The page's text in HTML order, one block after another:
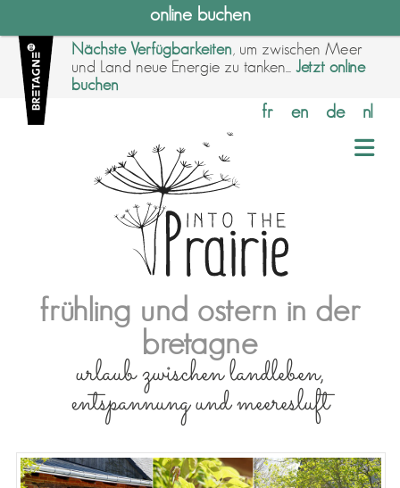
online buchen
Nächste Verfügbarkeiten, um zwischen Meer
und Land neue Energie zu tanken... Jetzt online
buchen
fr en de nl
frühling und ostern in der
bretagne
urlaub zwischen landleben,
entspannung und meeresluft